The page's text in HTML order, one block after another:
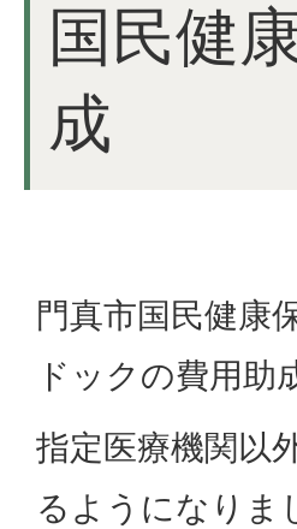
国民健
成
門真市国民健康
ドックの費用助
指定医療機関以
るようになりま